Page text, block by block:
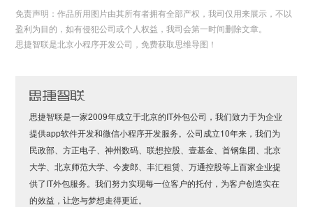
免责声明：作品所用图片由其所有者拥有全部产权，我司仅用来展示，不以
盈利为目的，如有侵犯公司或个人权益，我司会第一时间删除文章。
思捷智联是北京小程序开发公司，免费获取思维导图！
思捷智联是一家2009年成立于北京的IT外包公司，我们致力于为企业
提供app软件开发和微信小程序开发服务。公司成立10年来，我们为
民政部、方正电子、神州数码、联想控股、壹基金、首钢集团、北京
大学、北京师范大学、今麦郎、丰汇租赁、万通控股等上百家企业提
供了IT外包服务。我们努力实现每一位客户的托付，为客户创造实在
的效益，让您与梦想走得更近。